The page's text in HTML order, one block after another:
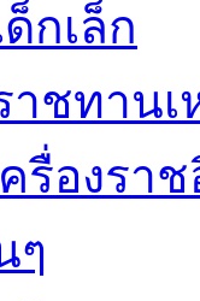
กเล็ก
าชทาน
รื่องรา
ๆ